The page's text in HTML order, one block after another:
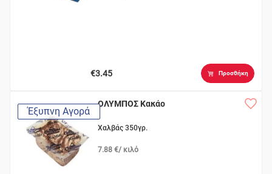
€3.45 Προσθήκη
Έξυπνη Αγορά
ΟΛΥΜΠΟΣ Κακάο
Χαλβάς 350γρ.
7.88 €/ κιλό